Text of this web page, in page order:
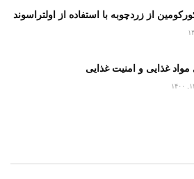
از زردچوبه با استفاده از اولتراسوند
غذایی و امنیت غذایی